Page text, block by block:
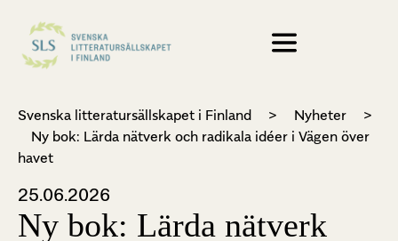
Svenska litteratursällskapet i Finland > Nyheter
>
Ny bok: Lärda nätverk och radikala idéer i Vägen över
havet
25.06.2026
Ny bok: Lärda nätverk